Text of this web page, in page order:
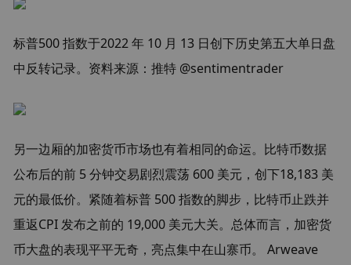
标普500 指数于2022 年 10 月 13 日创下历史第五大单日盘
中反转记录。资料来源：推特 @sentimentrader
另一边厢的加密货币市场也有着相同的命运。比特币数据
公布后的前 5 分钟交易剧烈震荡 600 美元，创下18,183 美
元的最低价。紧随着标普 500 指数的脚步，比特币止跌并
重返CPI 发布之前的 19,000 美元大关。总体而言，加密货
币大盘的表现平平无奇，亮点集中在山寨币。 Arweave